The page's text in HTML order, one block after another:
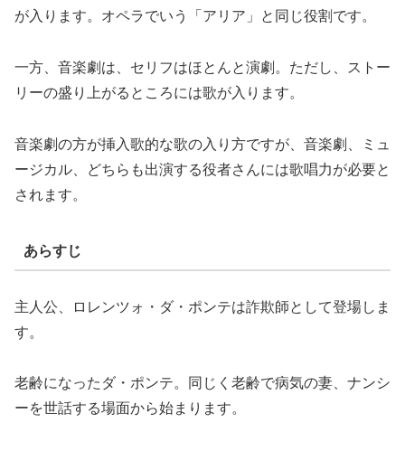
が入ります。オペラでいう「アリア」と同じ役割です。
一方、音楽劇は、セリフはほとんと演劇。ただし、ストー
リーの盛り上がるところには歌が入ります。
音楽劇の方が挿入歌的な歌の入り方ですが、音楽劇、ミュ
ージカル、どちらも出演する役者さんには歌唱力が必要と
されます。
あらすじ
主人公、ロレンツォ・ダ・ポンテは詐欺師として登場しま
す。
老齢になったダ・ポンテ。同じく老齢で病気の妻、ナンシ
ーを世話する場面から始まります。